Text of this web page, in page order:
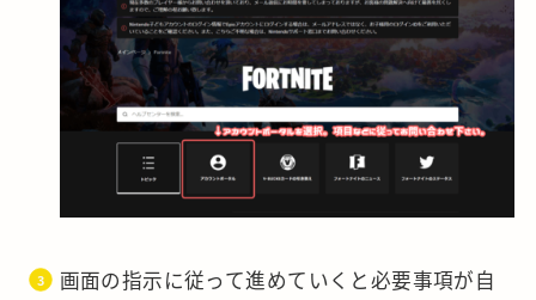
画面の指示に従って進めていくと必要事項が自